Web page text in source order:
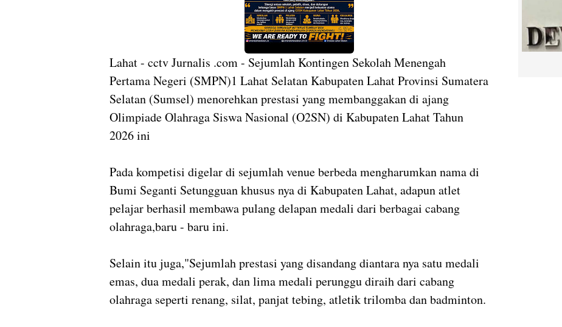
Lahat - cctv Jurnalis .com - Sejumlah Kontingen Sekolah Menengah
Pertama Negeri (SMPN)1 Lahat Selatan Kabupaten Lahat Provinsi Sumatera
Selatan (Sumsel) menorehkan prestasi yang membanggakan di ajang
Olimpiade Olahraga Siswa Nasional (O2SN) di Kabupaten Lahat Tahun
2026 ini
Pada kompetisi digelar di sejumlah venue berbeda mengharumkan nama di
Bumi Seganti Setungguan khusus nya di Kabupaten Lahat, adapun atlet
pelajar berhasil membawa pulang delapan medali dari berbagai cabang
olahraga,baru - baru ini.
Selain itu juga,"Sejumlah prestasi yang disandang diantara nya satu medali
emas, dua medali perak, dan lima medali perunggu diraih dari cabang
olahraga seperti renang, silat, panjat tebing, atletik trilomba dan badminton.